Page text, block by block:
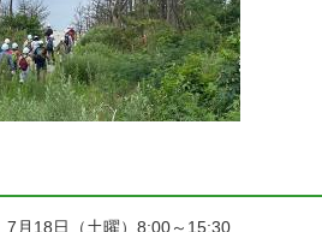
7月18日（土曜）8:00～15:30